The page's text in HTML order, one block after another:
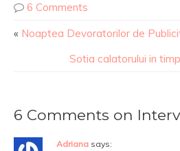
6 Comments
« Noaptea Devoratorilor de
Sotia calatorului in
6 Comments on
Adriana says: